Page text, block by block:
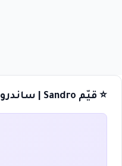
⭐ قيّم Sandro | ساندرو